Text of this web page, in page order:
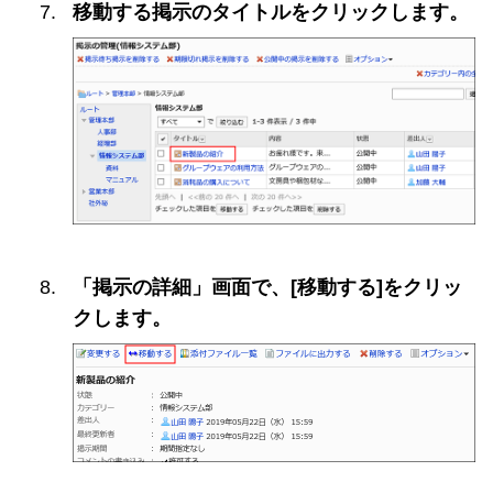
移動する掲示のタイトルをクリックします。
「掲示の詳細」画面で、[移動する]をクリッ
クします。